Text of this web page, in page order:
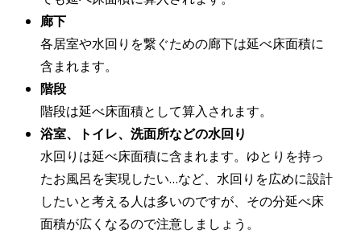
廊下
各居室や水回りを繋ぐための廊下は延べ床面積に
含まれます。
階段
階段は延べ床面積として算入されます。
浴室、トイレ、洗面所などの水回り
水回りは延べ床面積に含まれます。ゆとりを持っ
たお風呂を実現したい…など、水回りを広めに設計
したいと考える人は多いのですが、その分延べ床
面積が広くなるので注意しましょう。